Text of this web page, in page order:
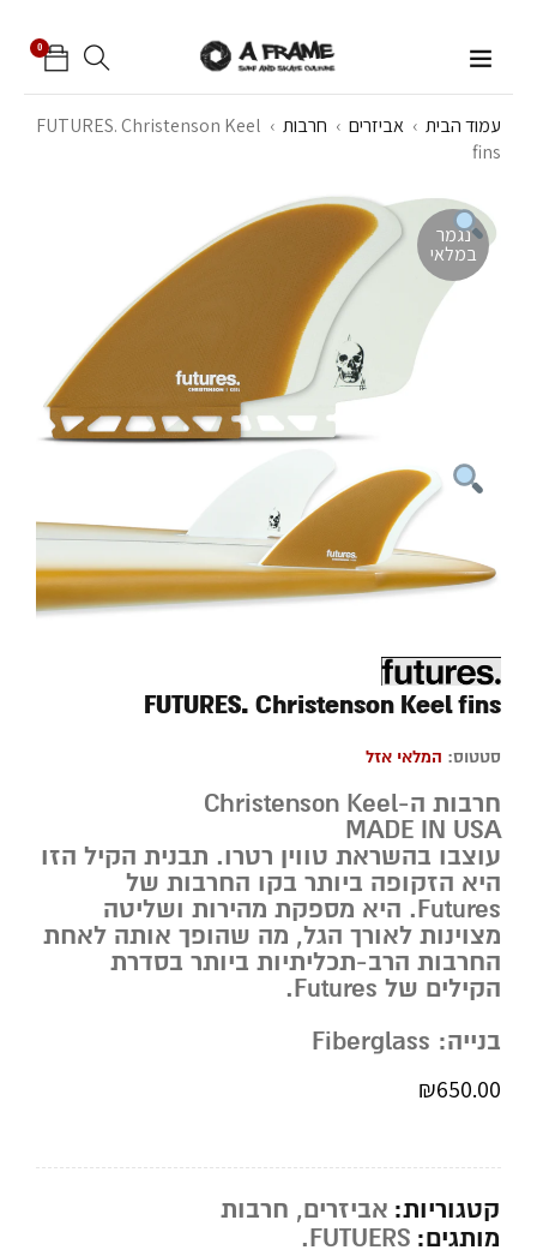
0
עמוד הבית › אביזרים › חרבות ›
FUTURES. Christenson Keel
fins
נגמר
במלאי
FUTURES. Christenson Keel fins
סטטוס: המלאי אזל
חרבות ה-Christenson Keel
MADE IN USA
עוצבו בהשראת טווין רטרו. תבנית הקיל הזו
היא הזקופה ביותר בקו החרבות של
Futures. היא מספקת מהירות ושליטה
מצוינות לאורך הגל, מה שהופך אותה לאחת
החרבות הרב-תכליתיות ביותר בסדרת
הקילים של Futures.
בנייה: Fiberglass
₪650.00
קטגוריות: אביזרים, חרבות
מותגים: FUTUERS.